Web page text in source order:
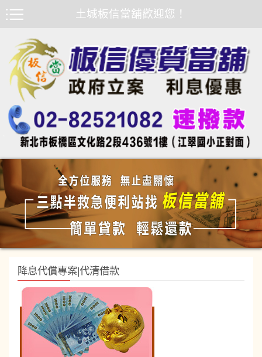
土城板信當舖歡迎您！
降息代償專案|代清借款